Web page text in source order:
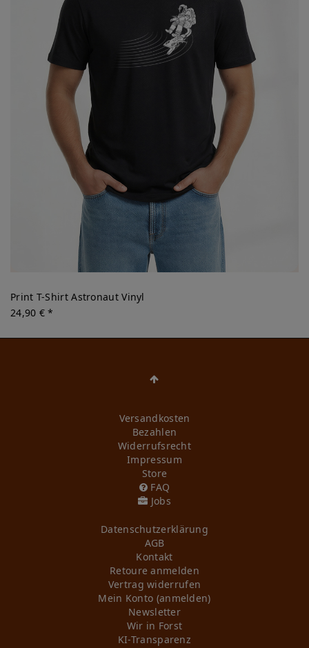
Print T-Shirt Astronaut Vinyl
24,90 € *
Versandkosten
Bezahlen
Widerrufs­recht
Impressum
Store
FAQ
Jobs
Daten­schutz­erklärung
AGB
Kontakt
Retoure anmelden
Vertrag widerrufen
Mein Konto (anmelden)
Newsletter
Wir in Forst
KI-Transparenz